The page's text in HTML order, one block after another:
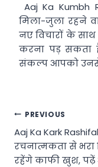
Aaj Ka
मिला-जुला रहने
नए विचारों के
करना पड़ सकता
संकल्प आपको
Post
PREVIOUS
Aaj Ka Kark
रचनात्मकता से भरा
रहेंगे काफी खुश,